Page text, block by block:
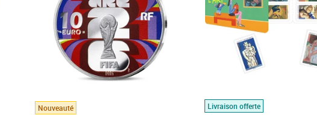
Nouveauté
Livraison offerte